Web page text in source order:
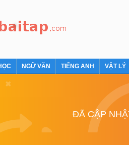
NGỮ VĂN TIẾNG ANH VẬT LÝ
ĐÃ CẬP